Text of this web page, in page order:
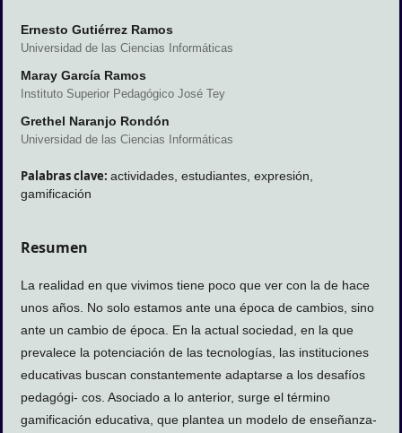
Ernesto Gutiérrez Ramos
Universidad de las Ciencias Informáticas
Maray García Ramos
Instituto Superior Pedagógico José Tey
Grethel Naranjo Rondón
Universidad de las Ciencias Informáticas
Palabras clave: actividades, estudiantes, expresión,
gamificación
Resumen
La realidad en que vivimos tiene poco que ver con la de hace
unos años. No solo estamos ante una época de cambios, sino
ante un cambio de época. En la actual sociedad, en la que
prevalece la potenciación de las tecnologías, las instituciones
educativas buscan constantemente adaptarse a los desafíos
pedagógi- cos. Asociado a lo anterior, surge el término
gamificación educativa, que plantea un modelo de enseñanza-